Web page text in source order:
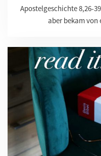
Apostelgeschichte 8,26-
aber bekam